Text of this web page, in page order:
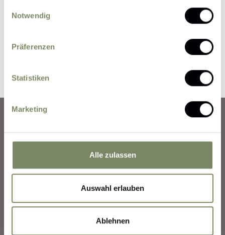
Notwendig
Präferenzen
Statistiken
Marketing
Alle zulassen
Auswahl erlauben
Ablehnen
Anreise
Wetter
Buchungsinformation